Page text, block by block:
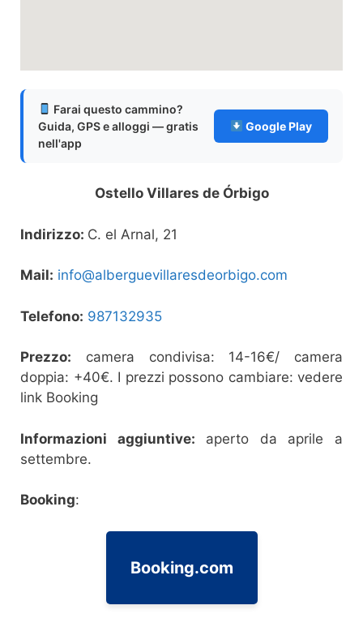
Farai questo cammino?
Guida, GPS e alloggi — gratis
nell'app
Google Play
Ostello Villares de Órbigo
Indirizzo: C. el Arnal, 21
Mail: info@alberguevillaresdeorbigo.com
Telefono: 987132935
Prezzo: camera condivisa: 14-16€/ camera
doppia: +40€. I prezzi possono cambiare: vedere
link Booking
Informazioni aggiuntive: aperto da aprile a
settembre.
Booking:
Booking.com